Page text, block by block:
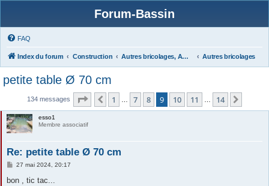
Forum-Bassin
FAQ
Index du forum Construction Autres bricolages, Aménagements Jardins Autres bricolages
petite table Ø 70 cm
134 messages Page sur 14
Précédente
1 7 8 9 10 11 14
esso1
Membre associatif
Re: petite table Ø 70 cm
M
s
27 mai 2024, 20:17
bon , tic tac...